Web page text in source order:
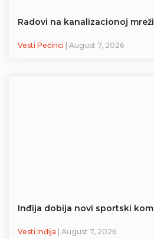
Radovi na kanalizacionoj
Vesti Pećinci | August 7, 2026
Inđija dobija novi sportski
Vesti Inđija | August 7, 2026